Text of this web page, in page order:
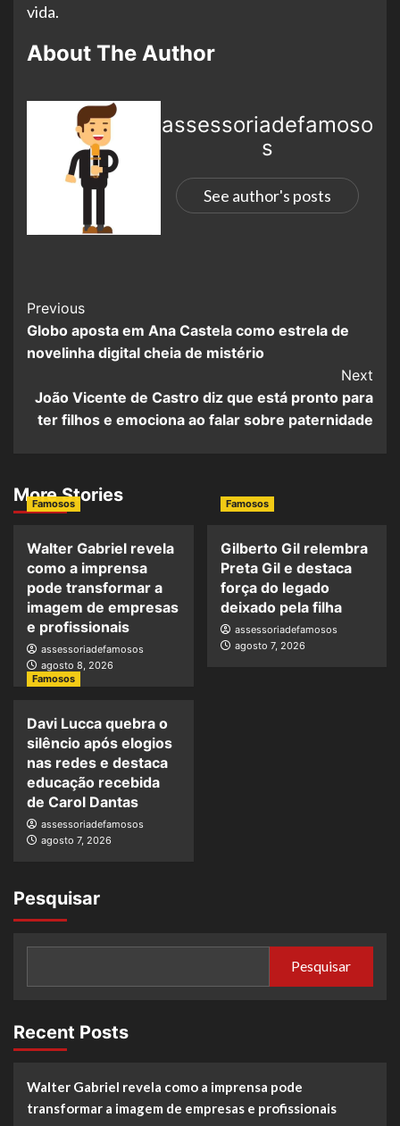
vida.
About The Author
assessoriadefamoso
s
See author's posts
Previous
Globo aposta em Ana Castela como estrela de
novelinha digital cheia de mistério
Next
João Vicente de Castro diz que está pronto para
ter filhos e emociona ao falar sobre paternidade
More Stories
Famosos
Walter Gabriel revela
como a imprensa
pode transformar a
imagem de empresas
e profissionais
assessoriadefamosos
agosto 8, 2026
Famosos
Gilberto Gil relembra
Preta Gil e destaca
força do legado
deixado pela filha
assessoriadefamosos
agosto 7, 2026
Famosos
Davi Lucca quebra o
silêncio após elogios
nas redes e destaca
educação recebida
de Carol Dantas
assessoriadefamosos
agosto 7, 2026
Pesquisar
Pesquisar
Recent Posts
Walter Gabriel revela como a imprensa pode
transformar a imagem de empresas e profissionais